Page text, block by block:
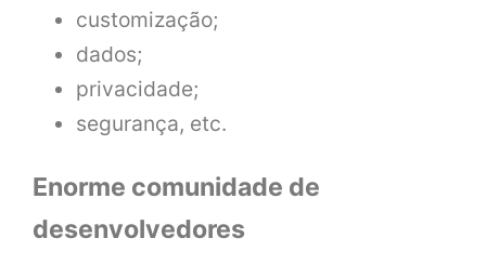
customização;
dados;
privacidade;
segurança, etc.
Enorme comunidade de
desenvolvedores